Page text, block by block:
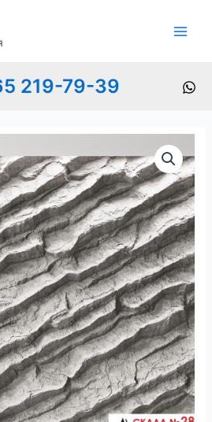
219-79-39